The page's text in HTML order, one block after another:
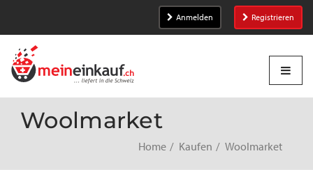
Anmelden Registrieren
Woolmarket
Home Kaufen Woolmarket